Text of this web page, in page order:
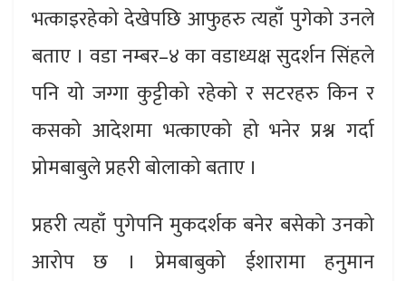
भत्काइरहेको देखेपछि आफुहरु त्यहाँ पुगेको उनले
बताए । वडा नम्बर–४ का वडाध्यक्ष सुदर्शन सिंहले
पनि यो जग्गा कुट्टीको रहेको र सटरहरु किन र
कसको आदेशमा भत्काएको हो भनेर प्रश्न गर्दा
प्रोमबाबुले प्रहरी बोलाको बताए ।
प्रहरी त्यहाँ पुगेपनि मुकदर्शक बनेर बसेको उनको
आरोप छ । प्रेमबाबुको ईशारामा हनुमान